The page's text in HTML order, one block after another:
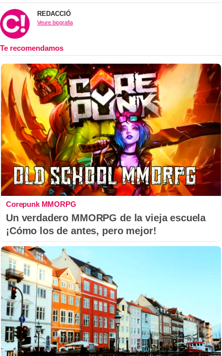
REDACCIÓ
Veure biografia
Corepunk MMORPG
Un verdadero MMORPG de la vieja escuela
¡Cómo los de antes, pero mejor!